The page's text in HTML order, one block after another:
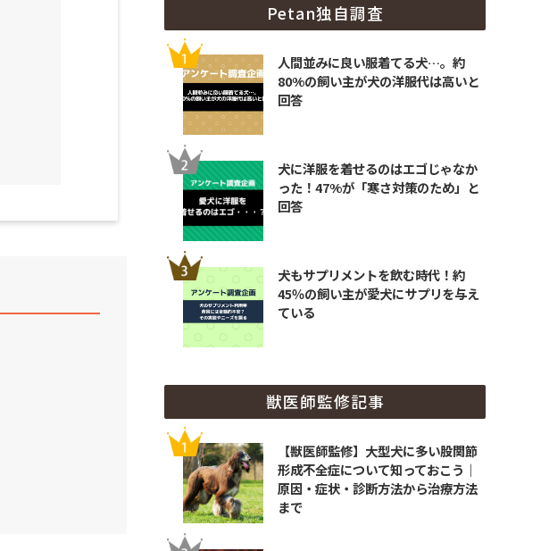
Petan独自調査
人間並みに良い服着てる犬…。約
80%の飼い主が犬の洋服代は高いと
回答
犬に洋服を着せるのはエゴじゃなか
った！47%が「寒さ対策のため」と
回答
犬もサプリメントを飲む時代！約
45％の飼い主が愛犬にサプリを与え
ている
獣医師監修記事
【獣医師監修】大型犬に多い股関節
形成不全症について知っておこう｜
原因・症状・診断方法から治療方法
まで